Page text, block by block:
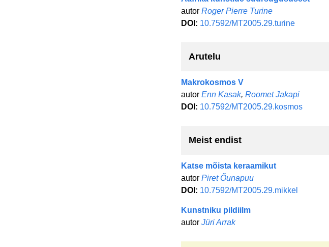
autor Roger Pierre Turine
DOI: 10.7592/MT2005.29.turine
Arutelu
Makrokosmos V
autor Enn Kasak Roomet Jakapi
DOI: 10.7592/MT2005.29.kosmos
Meist endist
Katse mõista keraamikut
autor Piret Õunapuu
DOI: 10.7592/MT2005.29.mikkel
Kunstniku pildiilm
autor Jüri Arrak